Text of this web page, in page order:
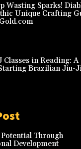
Wasting Sparks!
Unique Crafting
Classes in Reading:
Brazilian Jiu-
Through
Development